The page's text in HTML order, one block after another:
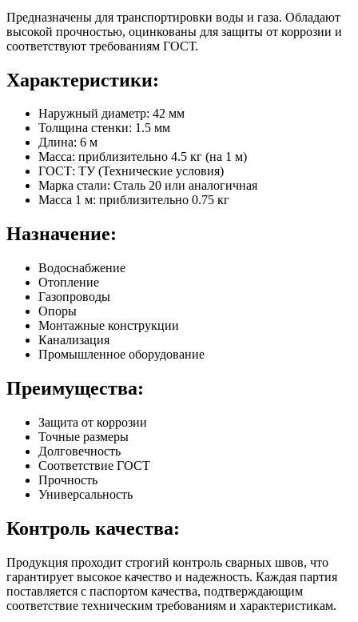
Предназначены для транспортировки воды и газа. Обладают
высокой прочностью, оцинкованы для защиты от коррозии и
соответствуют требованиям ГОСТ.
Характеристики:
Наружный диаметр: 42 мм
Толщина стенки: 1.5 мм
Длина: 6 м
Масса: приблизительно 4.5 кг (на 1 м)
ГОСТ: ТУ (Технические условия)
Марка стали: Сталь 20 или аналогичная
Масса 1 м: приблизительно 0.75 кг
Назначение:
Водоснабжение
Отопление
Газопроводы
Опоры
Монтажные конструкции
Канализация
Промышленное оборудование
Преимущества:
Защита от коррозии
Точные размеры
Долговечность
Соответствие ГОСТ
Прочность
Универсальность
Контроль качества:
Продукция проходит строгий контроль сварных швов, что
гарантирует высокое качество и надежность. Каждая партия
поставляется с паспортом качества, подтверждающим
соответствие техническим требованиям и характеристикам.